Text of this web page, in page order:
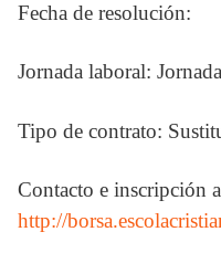
Fecha de resolución:
Jornada laboral:
Tipo de contrato:
Contacto e inscripción
http://